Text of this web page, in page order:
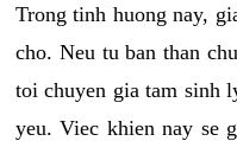
Trong tinh huong nay,
cho. Neu tu ban than
toi chuyen gia tam sinh
yeu. Viec khien nay se